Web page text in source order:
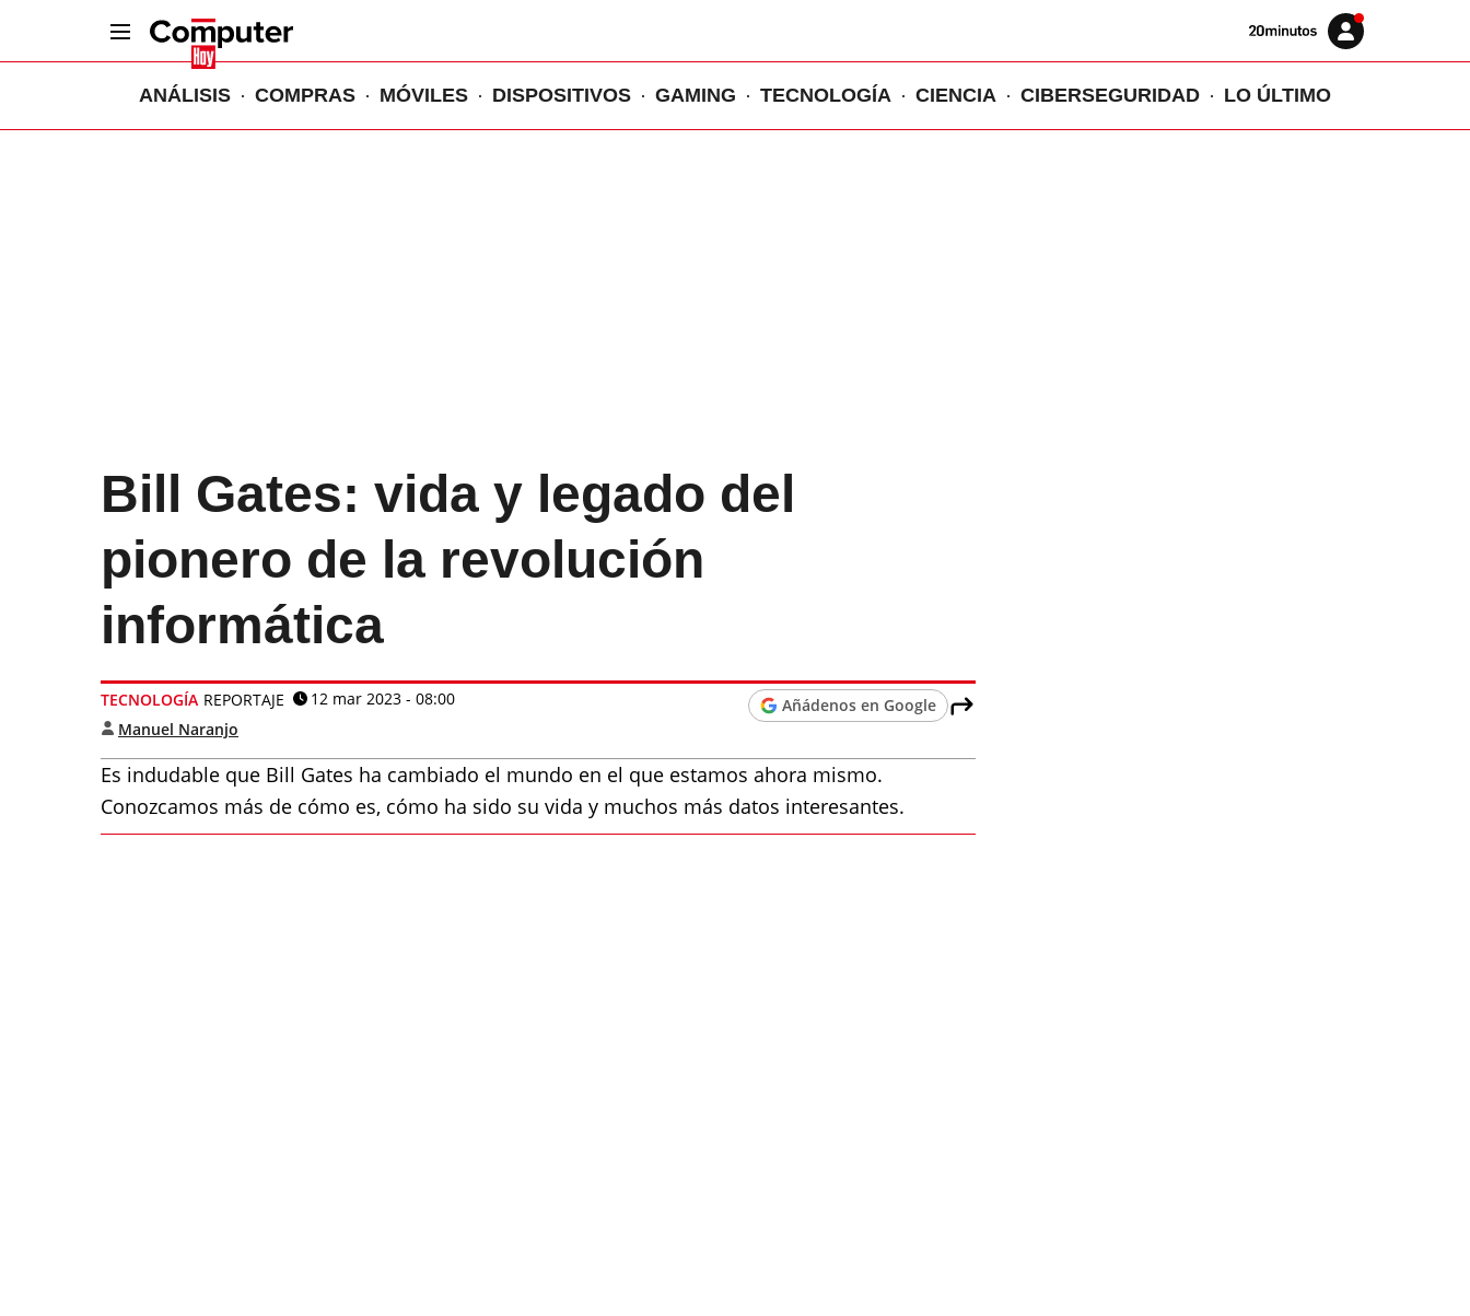
Volver
Iniciar
sesión
ANÁLISIS COMPRAS MÓVILES DISPOSITIVOS GAMING TECNOLOGÍA CIENCIA CIBERSEGURIDAD LO ÚLTIMO
Bill Gates: vida y legado del
pionero de la revolución
informática
TECNOLOGÍA REPORTAJE
12 mar 2023 - 08:00
Manuel Naranjo
Añádenos en Google
Es indudable que Bill Gates ha cambiado el mundo en el que estamos ahora mismo.
Conozcamos más de cómo es, cómo ha sido su vida y muchos más datos interesantes.